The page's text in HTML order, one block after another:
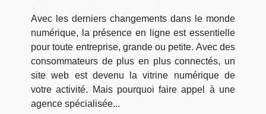
Avec les derniers changements dans le monde
numérique, la présence en ligne est essentielle
pour toute entreprise, grande ou petite. Avec des
consommateurs de plus en plus connectés, un
site web est devenu la vitrine numérique de
votre activité. Mais pourquoi faire appel à une
agence spécialisée...